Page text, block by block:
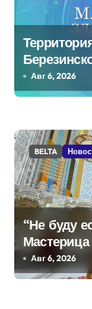
я
п
о
з
а
п
и
с
я
м
Авг 6, 2026
BELTA
“Не буду
Дворца
Авг 6, 2026